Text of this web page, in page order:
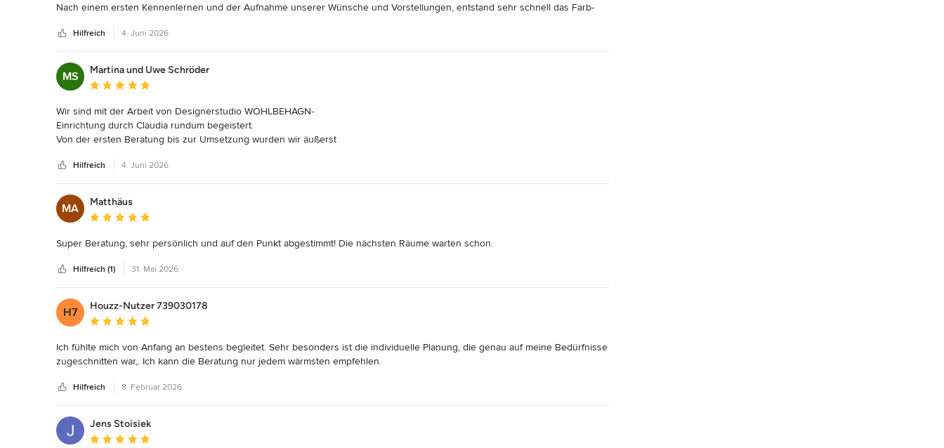
Nach einem ersten Kennenlernen und der Aufnahme unserer Wünsche und Vorstellungen, entstand sehr schnell das Farb-
nach unseren Vorstellungen. Wohlbehagen hat ein Konzept entwickelt mit Ideen, an die wir nie gedacht hatten. Bei allem war
die Kommunikation immer offen und freundlich. Es hat sich für uns komplett gelohnt. Auch in der jetzigen Umsetzungsphase,
die wir alleine machen, steht Wohlbehagen zur Verfügung. Fragen werden immer und schnell beantwortet. Wir fühlen uns sehr
gut aufgehoben und können die Beiden nur empfehlen. Selbst die Empfehlungen für Raumausstatter und Tischler passen
perfekt. Man bekommt ein rundum Sorglospaket, indem viel Leidenschaft und Freude steckt.
Hilfreich 4. Juni 2026
MS
Martina und Uwe Schröder
Durchschnittliche Bewertung: 5 von 5 Sternen
Wir sind mit der Arbeit von Designerstudio WOHLBEHAGN-
Einrichtung durch Claudia rundum begeistert.
Von der ersten Beratung bis zur Umsetzung wurden wir äußerst
Claudia hat unsere Wünsche und Vorstellungen perfekt verstanden und mit viel Kreativität und Fachwissen umgesetzt.
Besonders hervorheben möchten wir die hervorragende
Kommunikation während des gesamten Projektes.
Fragen wurden schnell beantwortet, Ideen gemeinsam besprochen und wir fühlten uns jederzeit bestens betreut.
Das Ergebnis entspricht genau unseren Vorstellungen und hat
unsere Erwartungen sogar übertroffen.
Wer Wert auf professionelle Beratung individuelle Gestaltung
und einen zuverlässigen Service legt, ist hier in besten Händen.
Herzliche Grüße
Martina und Uwe
Hilfreich 4. Juni 2026
MA
Matthäus
Durchschnittliche Bewertung: 5 von 5 Sternen
Super Beratung, sehr persönlich und auf den Punkt abgestimmt! Die nächsten Räume warten schon.
Hilfreich (1) 31. Mai 2026
H7
Houzz-Nutzer 739030178
Durchschnittliche Bewertung: 5 von 5 Sternen
Ich fühlte mich von Anfang an bestens begleitet. Sehr besonders ist die individuelle Planung, die genau auf meine Bedürfnisse
zugeschnitten war,. Ich kann die Beratung nur jedem wärmsten empfehlen.
Hilfreich 8. Februar 2026
Jens Stoisiek
Durchschnittliche Bewertung: 5 von 5 Sternen